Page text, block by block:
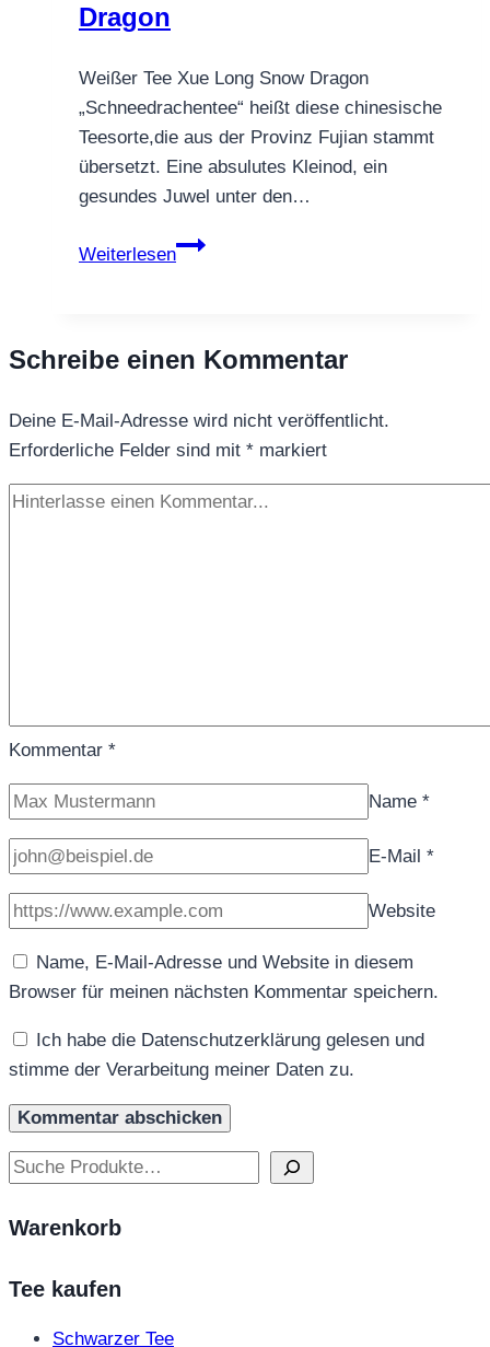
Dragon
Weißer Tee Xue Long Snow Dragon
„Schneedrachentee“ heißt diese chinesische
Teesorte,die aus der Provinz Fujian stammt
übersetzt. Eine absulutes Kleinod, ein
gesundes Juwel unter den…
Weiterlesen
Weißer
Snow
Schreibe einen Kommentar
Deine E-Mail-Adresse wird nicht veröffentlicht.
Erforderliche Felder sind mit * markiert
Kommentar *
Name *
E-Mail *
Website
Name, E-Mail-Adresse und Website in diesem
Browser für meinen nächsten Kommentar speichern.
Ich habe die Datenschutzerklärung gelesen und
stimme der Verarbeitung meiner Daten zu.
Suchen
Warenkorb
Tee kaufen
Schwarzer Tee